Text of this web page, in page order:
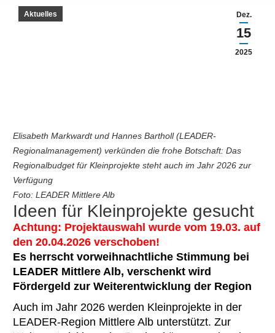
Dez.
15
2025
Aktuelles
Elisabeth Markwardt und Hannes Bartholl (LEADER-
Regionalmanagement) verkünden die frohe Botschaft: Das
Regionalbudget für Kleinprojekte steht auch im Jahr 2026 zur
Verfügung
Foto: LEADER Mittlere Alb
Ideen für Kleinprojekte gesucht
Achtung: Projektauswahl wurde vom 19.03. auf
den 20.04.2026 verschoben!
Es herrscht vorweihnachtliche Stimmung bei
LEADER Mittlere Alb, verschenkt wird
Fördergeld zur Weiterentwicklung der Region
Auch im Jahr 2026 werden Kleinprojekte in der
LEADER-Region Mittlere Alb unterstützt. Zur